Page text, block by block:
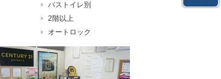
バストイレ別
2階以上
オートロック